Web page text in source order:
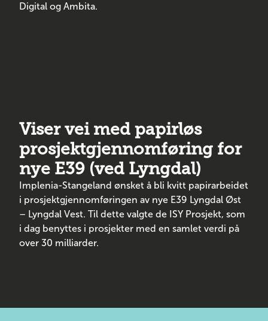
Digital og Ambita.
Viser vei med papirløs
prosjektgjennomføring for
nye E39 (ved Lyngdal)
Implenia-Stangeland ønsket å bli kvitt papirarbeidet
i prosjektgjennomføringen av nye E39 Lyngdal Øst
– Lyngdal Vest. Til dette valgte de ISY Prosjekt, som
i dag benyttes i prosjekter med en samlet verdi på
over 30 milliarder.